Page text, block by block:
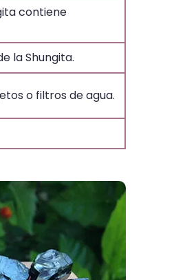
contiene
la Shungita.
o filtros de agua.